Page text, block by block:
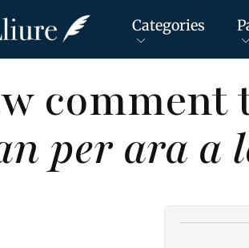
Categories
per ara a